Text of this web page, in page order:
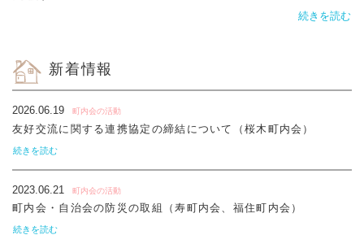
続きを読む
新着情報
2026.06.19 町内会の活動
友好交流に関する連携協定の締結について（桜木町内会）
続きを読む
2023.06.21 町内会の活動
町内会・自治会の防災の取組（寿町内会、福住町内会）
続きを読む